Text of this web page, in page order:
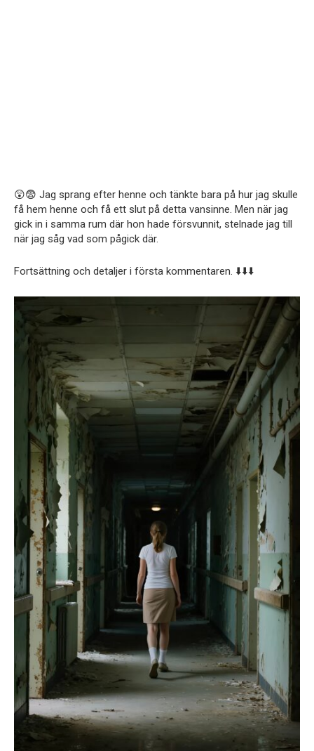
😲😨 Jag sprang efter henne och tänkte bara på hur jag skulle
få hem henne och få ett slut på detta vansinne. Men när jag
gick in i samma rum där hon hade försvunnit, stelnade jag till
när jag såg vad som pågick där.
Fortsättning och detaljer i första kommentaren. ⬇️⬇️⬇️